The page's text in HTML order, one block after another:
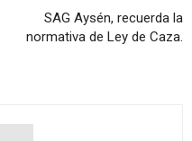
SAG Aysén, recuerda la
normativa de Ley de Caza.